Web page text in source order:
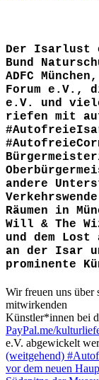
Der Isarlust
Bund
ADFC
Forum e.V.,
e.V. und
riefen mit
andere
Räumen in
Will & The
und dem Lost
an der Isar
prominente
Wir freuen uns über
mitwirkenden
Künstler*innen bei
PayPal.me/
e.V. abgewickelt
(weitgehend)
vor dem neuen